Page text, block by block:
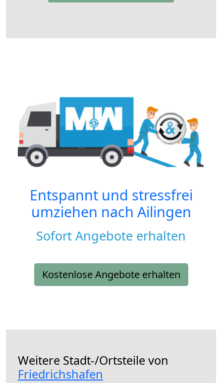
Entspannt und stressfrei
umziehen nach Ailingen
Sofort Angebote erhalten
Kostenlose Angebote erhalten
Weitere Stadt-/Ortsteile von
Friedrichshafen